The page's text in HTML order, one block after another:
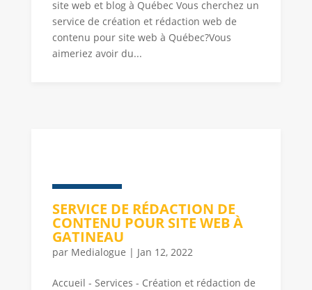
site web et blog à Québec Vous cherchez un
service de création et rédaction web de
contenu pour site web à Québec?Vous
aimeriez avoir du...
SERVICE DE RÉDACTION DE
CONTENU POUR SITE WEB À
GATINEAU
par Medialogue | Jan 12, 2022
Accueil - Services - Création et rédaction de